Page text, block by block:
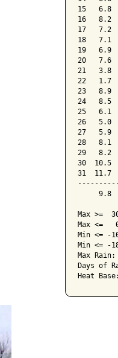
15   6.8
16   8.2
17   7.2
18   7.1
19   6.9
20   7.6
21   3.8
22   1.7
23   8.9
24   8.5
25   6.1
26   5.0
27   5.9
28   8.1
29   8.2
30  10.5
31
9.8
Max >=
Max <=
Min <= -
Min <= -
Max
Days of